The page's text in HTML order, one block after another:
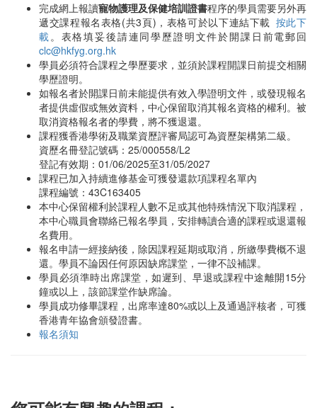
完成網上報讀寵物護理及保健培訓證書程序的學員需要另外再
遞交課程報名表格(共3頁)，表格可於以下連結下載 按此下
載。表格填妥後請連同學歷證明文件於開課日前電郵回
clc@hkfyg.org.hk
學員必須符合課程之學歷要求，並須於課程開課日前提交相關
學歷證明。
如報名者於開課日前未能提供有效入學證明文件，或發現報名
者提供虛假或無效資料，中心保留取消其報名資格的權利。被
取消資格報名者的學費，將不獲退還。
課程獲香港學術及職業資歷評審局認可為資歷架構第二級。
資歷名冊登記號碼：25/000558/L2
登記有效期：01/06/2025至31/05/2027
課程已加入持續進修基金可獲發還款項課程名單內
課程編號：43C163405
本中心保留權利於課程人數不足或其他特殊情況下取消課程，
本中心職員會聯絡已報名學員，安排轉讀合適的課程或退還報
名費用。
報名申請一經接納後，除因課程延期或取消，所繳學費概不退
還。學員不論因任何原因缺席課堂，一律不設補課。
學員必須準時出席課堂，如遲到、早退或課程中途離開15分
鐘或以上，該節課堂作缺席論。
學員成功修畢課程，出席率達80%或以上及通過評核者，可獲
香港青年協會頒發證書。
報名須知